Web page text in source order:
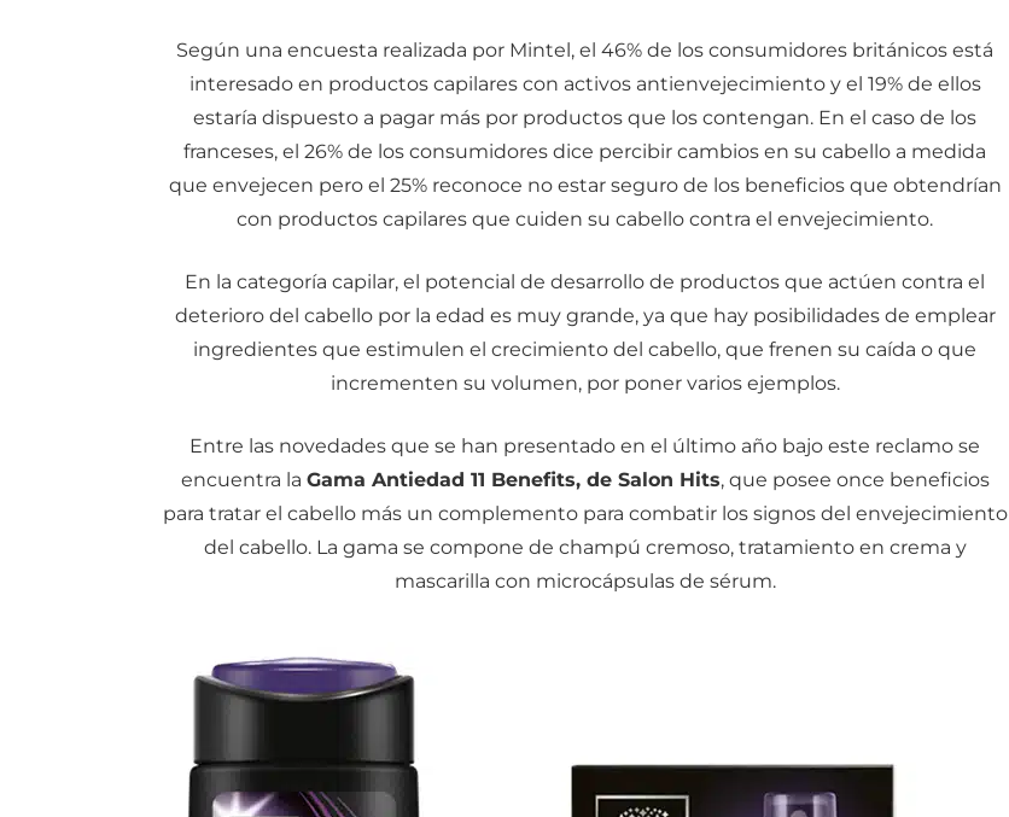
Según una encuesta realizada por Mintel, el 46% de los consumidores británicos está
interesado en productos capilares con activos antienvejecimiento y el 19% de ellos
estaría dispuesto a pagar más por productos que los contengan. En el caso de los
franceses, el 26% de los consumidores dice percibir cambios en su cabello a medida
que envejecen pero el 25% reconoce no estar seguro de los beneficios que obtendrían
con productos capilares que cuiden su cabello contra el envejecimiento.
En la categoría capilar, el potencial de desarrollo de productos que actúen contra el
deterioro del cabello por la edad es muy grande, ya que hay posibilidades de emplear
ingredientes que estimulen el crecimiento del cabello, que frenen su caída o que
incrementen su volumen, por poner varios ejemplos.
Entre las novedades que se han presentado en el último año bajo este reclamo se
encuentra la Gama Antiedad 11 Benefits, de Salon Hits, que posee once beneficios
para tratar el cabello más un complemento para combatir los signos del envejecimiento
del cabello. La gama se compone de champú cremoso, tratamiento en crema y
mascarilla con microcápsulas de sérum.